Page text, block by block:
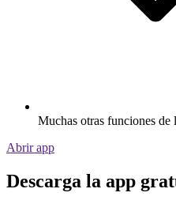
Muchas otras funciones de
Abrir app
Descarga la app